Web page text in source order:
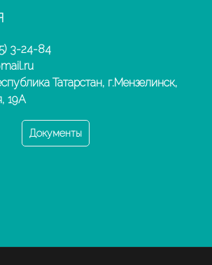
3-24-84
Татарстан, г.Мензелинск,
19А
Документы